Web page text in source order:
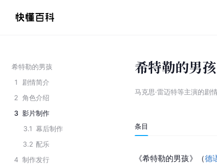
希特勒的男孩
1
剧情简介
2 角色介绍
3 影片制作
3.1 幕后制作
3.2 配乐
4 制作发行
希特勒的男孩
马克思·雷迈特等主演的剧
条目
《希特勒的男孩》（德